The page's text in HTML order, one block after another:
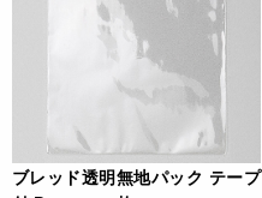
ブレッド透明無地パック テープ